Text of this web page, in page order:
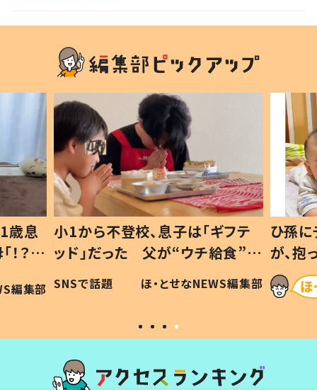
歳息
？」
編集部
小1から不登校、息子は「ギフテ
ッド」だった 父が“ウチ給食”を
作り続ける理由とは #令和の親
#令和の子
SNSで話題 ほ・とせなNEWS編集部
ひ孫
が、
「涙が
い」